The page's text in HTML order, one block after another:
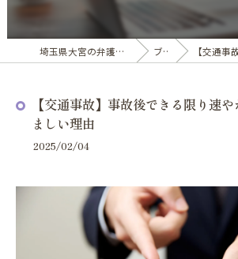
埼玉県大宮の弁護士なら藤垣法律事務所 ブログ 【交通事故】事故
【交通事故】事故後できる限り速
ましい理由
2025/02/04